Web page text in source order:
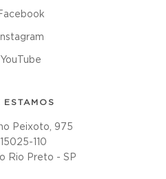
Instagram
YouTube
ESTAMOS
Peixoto, 975
110
Rio Preto - SP